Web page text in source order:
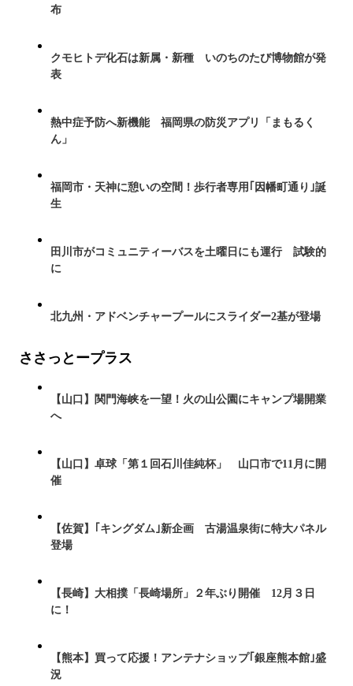
布
クモヒトデ化石は新属・新種 いのちのたび博物館が発
表
熱中症予防へ新機能 福岡県の防災アプリ「まもるく
ん」
福岡市・天神に憩いの空間！歩行者専用｢因幡町通り｣誕
生
田川市がコミュニティーバスを土曜日にも運行 試験的
に
北九州・アドベンチャープールにスライダー2基が登場
ささっとープラス
【山口】関門海峡を一望！火の山公園にキャンプ場開業
へ
【山口】卓球「第１回石川佳純杯」 山口市で11月に開
催
【佐賀】｢キングダム｣新企画 古湯温泉街に特大パネル
登場
【長崎】大相撲「長崎場所」２年ぶり開催 12月３日
に！
【熊本】買って応援！アンテナショップ｢銀座熊本館｣盛
況